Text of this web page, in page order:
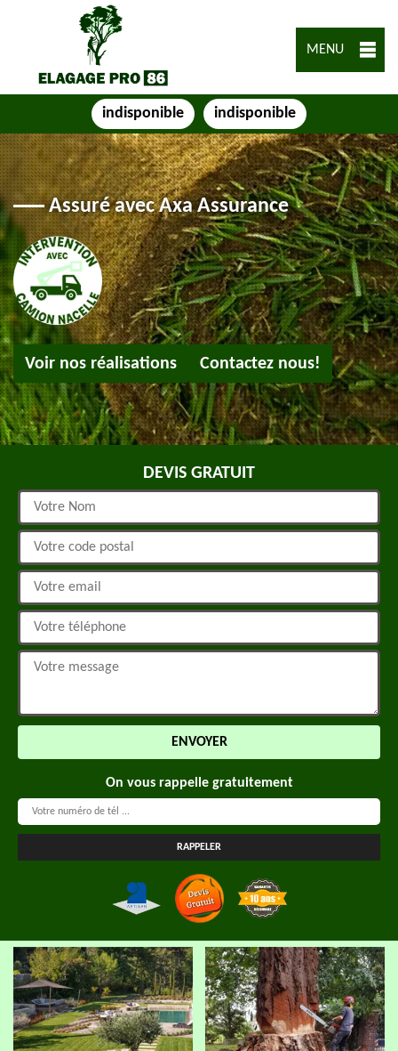
MENU
indisponible indisponible
Assuré avec Axa Assurance
Voir nos réalisations Contactez nous!
DEVIS GRATUIT
On vous rappelle gratuitement